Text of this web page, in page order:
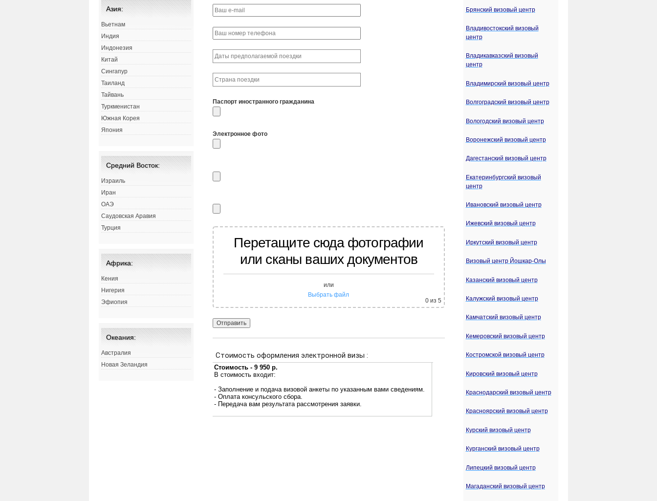
Паспорт иностранного гражданина
Электронное фото
Перетащите сюда фотографии
или сканы ваших документов
или
Выбрать файл
0из 5
Азия:
Вьетнам
Индия
Индонезия
Китай
Сингапур
Таиланд
Тайвань
Туркменистан
Южная Корея
Япония
Средний Восток:
Израиль
Иран
ОАЭ
Саудовская Аравия
Турция
Африка:
Кения
Нигерия
Эфиопия
Океания:
Австралия
Новая Зеландия
Брянский визовый центр
Владивостокский визовый
центр
Владикавказский визовый
центр
Владимирский визовый центр
Волгоградский визовый центр
Вологодский визовый центр
Воронежский визовый центр
Дагестанский визовый центр
Екатеринбургский визовый
центр
Ивановский визовый центр
Ижевский визовый центр
Иркутский визовый центр
Визовый центр Йошкар-Олы
Казанский визовый центр
Калужский визовый центр
Камчатский визовый центр
Кемеровский визовый центр
Костромской визовый центр
Кировский визовый центр
Краснодарский визовый центр
Красноярский визовый центр
Курский визовый центр
Курганский визовый центр
Липецкий визовый центр
Магаданский визовый центр